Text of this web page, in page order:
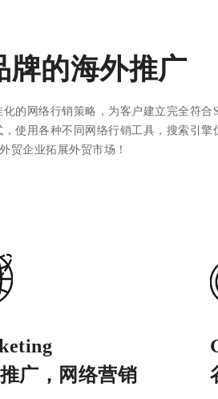
牌的海外推广
的网络行销策略，为客户建立完全符合
使用各种不同网络行销工具，搜索引擎
贸企业拓展外贸市场！
广，网络营销